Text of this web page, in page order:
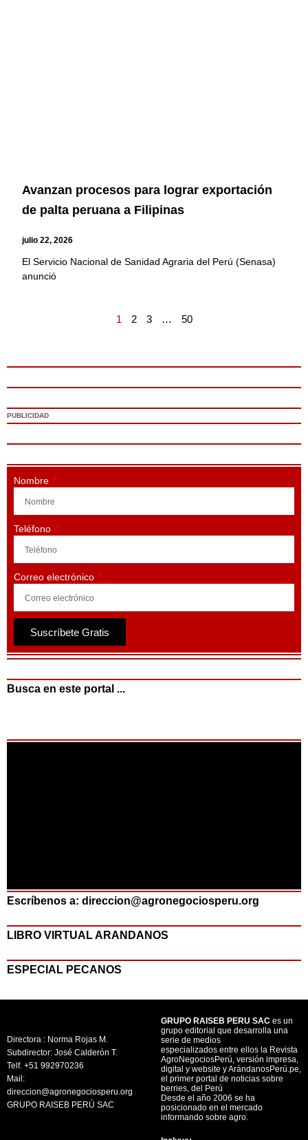
Avanzan procesos para lograr exportación
de palta peruana a Filipinas
julio 22, 2026
El Servicio Nacional de Sanidad Agraria del Perú (Senasa)
anunció
1 2 3 … 50
PUBLICIDAD
Nombre
Teléfono
Correo electrónico
Suscríbete Gratis
Busca en este portal ...
Escríbenos a: direccion@agronegociosperu.org
LIBRO VIRTUAL ARANDANOS
ESPECIAL PECANOS
Directora : Norma Rojas M.
Subdirector: José Calderón T.
Telf. +51 992970236
Mail:
direccion@agronegociosperu.org
GRUPO RAISEB PERÚ SAC
GRUPO RAISEB PERU SAC es un
grupo editorial que desarrolla una
serie de medios
especializados entre ellos la Revista
AgroNegociosPerú, versión impresa,
digital y website y ArándanosPerú.pe,
el primer portal de noticias sobre
berries, del Perú
Desde el año 2006 se ha
posicionado en el mercado
informando sobre agro.